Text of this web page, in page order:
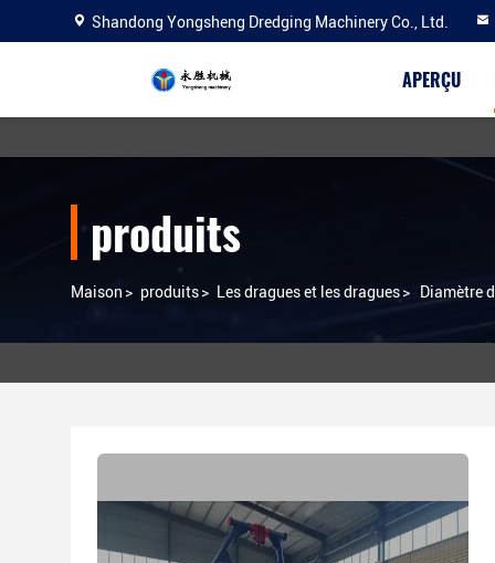
Shandong Yongsheng Dredging Machinery Co., Ltd.
APERÇU
produits
Maison > produits> Les dragues et les dragues> Diamètre